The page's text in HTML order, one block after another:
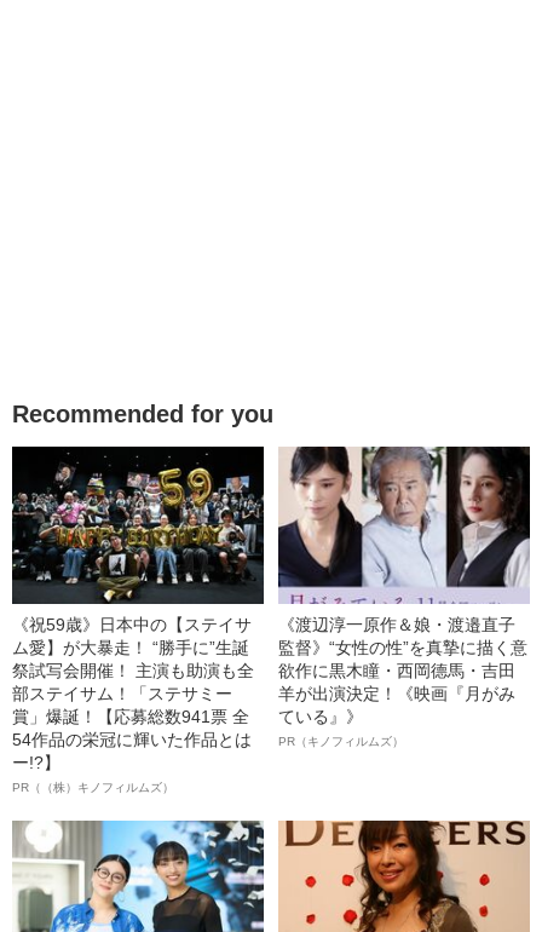
Recommended for you
《祝59歳》日本中の【ステイサ
ム愛】が大暴走！ “勝手に”生誕
祭試写会開催！ 主演も助演も全
部ステイサム！「ステサミー
賞」爆誕！【応募総数941票 全
54作品の栄冠に輝いた作品とは
ー!?】
PR（（株）キノフィルムズ）
《渡辺淳一原作＆娘・渡邉直子
監督》“女性の性”を真摯に描く意
欲作に黒木瞳・西岡德馬・吉田
羊が出演決定！《映画『月がみ
ている』》
PR（キノフィルムズ）